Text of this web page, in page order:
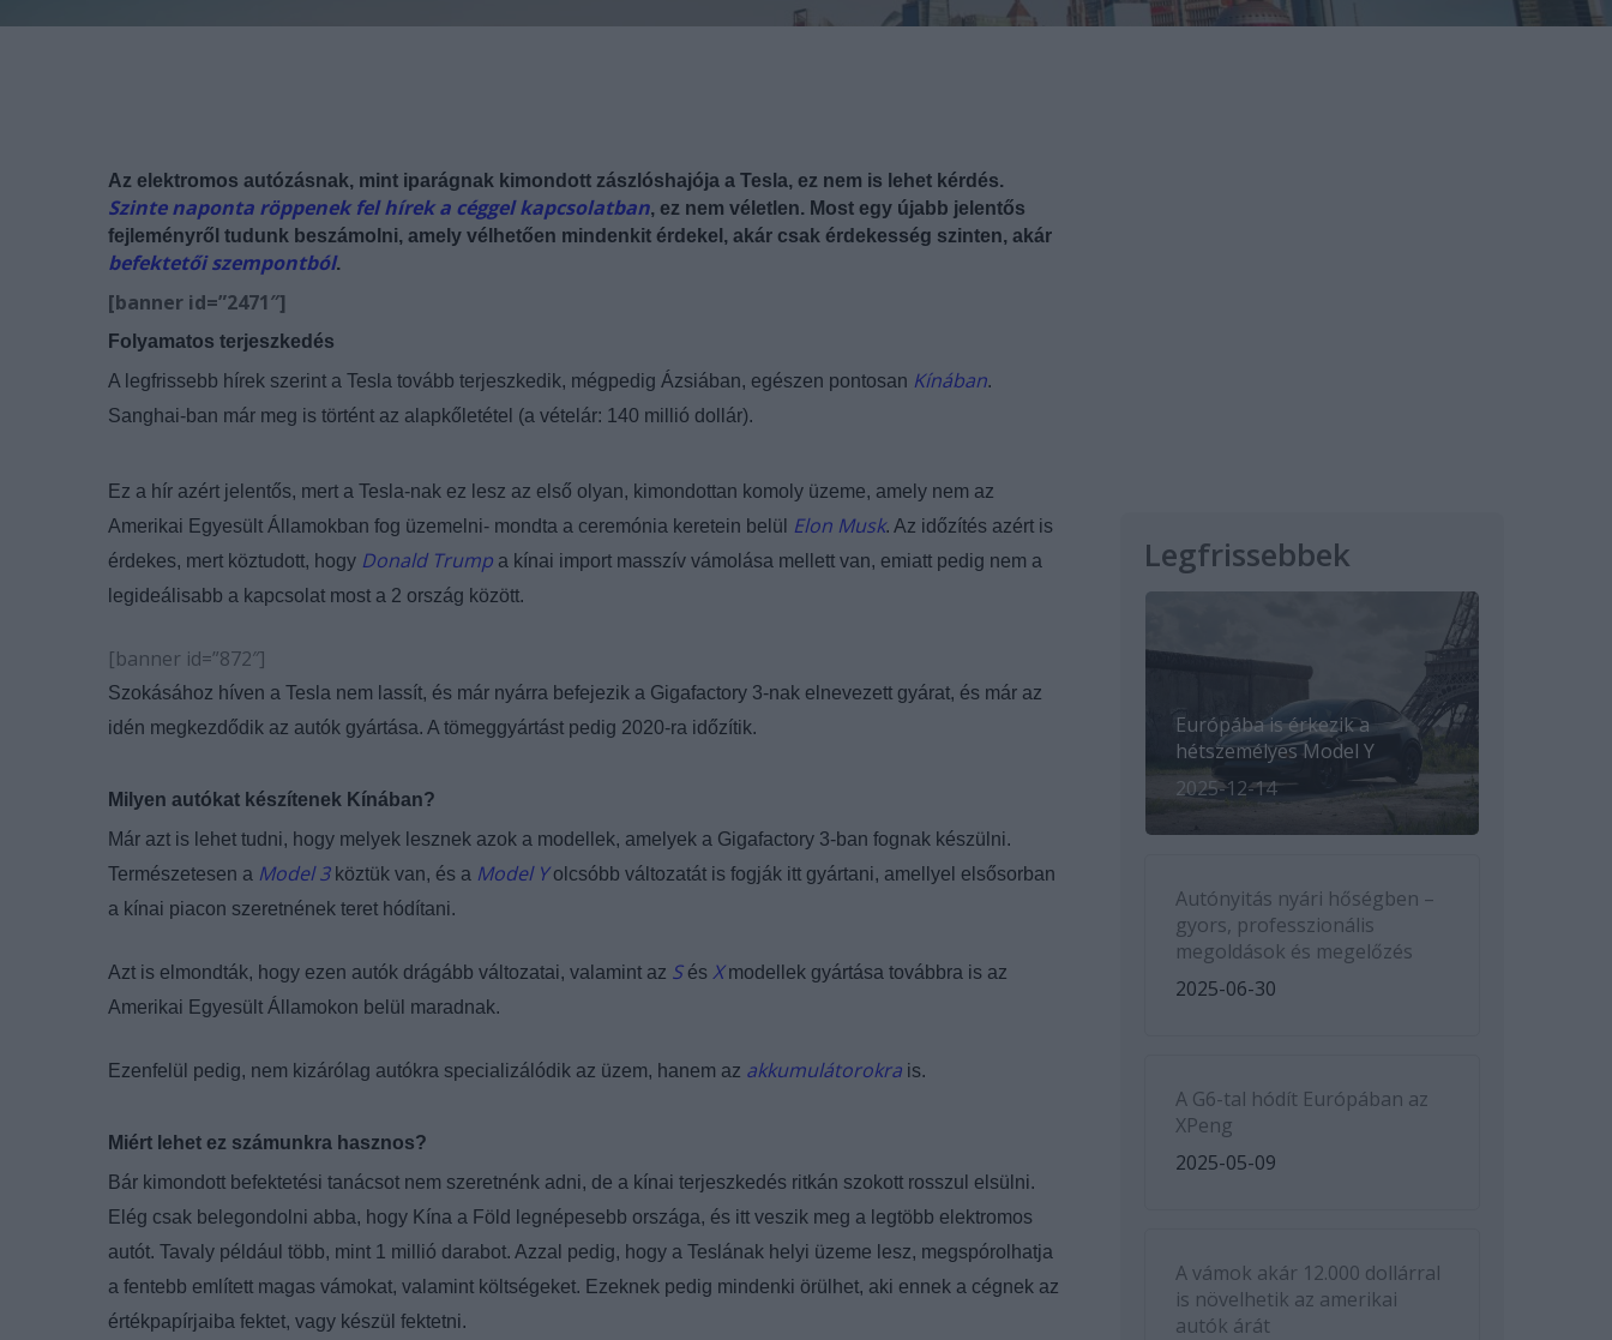
Az elektromos autózásnak, mint iparágnak kimondott zászlóshajója a Tesla, ez nem is lehet kérdés.
Szinte naponta röppenek fel hírek a céggel kapcsolatban, ez nem véletlen. Most egy újabb jelentős
fejleményről tudunk beszámolni, amely vélhetően mindenkit érdekel, akár csak érdekesség szinten, akár
befektetői szempontból.
[banner id=”2471″]
Folyamatos terjeszkedés
A legfrissebb hírek szerint a Tesla tovább terjeszkedik, mégpedig Ázsiában, egészen pontosan Kínában.
Sanghai-ban már meg is történt az alapkőletétel (a vételár: 140 millió dollár).
Ez a hír azért jelentős, mert a Tesla-nak ez lesz az első olyan, kimondottan komoly üzeme, amely nem az
Amerikai Egyesült Államokban fog üzemelni- mondta a ceremónia keretein belül
Elon Musk. Az időzítés azért is
érdekes, mert köztudott, hogy Donald Trump a kínai import masszív vámolása mellett van, emiatt pedig nem a
legideálisabb a kapcsolat most a 2 ország között.
[banner id=”872″]
Szokásához híven a Tesla nem lassít, és már nyárra befejezik a Gigafactory 3-nak elnevezett gyárat, és már az
idén megkezdődik az autók gyártása. A tömeggyártást pedig 2020-ra időzítik.
Milyen autókat készítenek Kínában?
Már azt is lehet tudni, hogy melyek lesznek azok a modellek, amelyek a Gigafactory 3-ban fognak készülni.
Természetesen a Model 3 köztük van, és a Model Yolcsóbb változatát is fogják itt gyártani, amellyel elsősorban
a kínai piacon szeretnének teret hódítani.
Azt is elmondták, hogy ezen autók drágább változatai, valamint az Sés Xmodellek gyártása továbbra is az
Amerikai Egyesült Államokon belül maradnak.
Ezenfelül pedig, nem kizárólag autókra specializálódik az üzem, hanem az akkumulátorokra is.
Miért lehet ez számunkra hasznos?
Bár kimondott befektetési tanácsot nem szeretnénk adni, de a kínai terjeszkedés ritkán szokott rosszul elsülni.
Elég csak belegondolni abba, hogy Kína a Föld legnépesebb országa, és itt veszik meg a legtöbb elektromos
autót. Tavaly például több, mint 1 millió darabot. Azzal pedig, hogy a Teslának helyi üzeme lesz, megspórolhatja
a fentebb említett magas vámokat, valamint költségeket. Ezeknek pedig mindenki örülhet, aki ennek a cégnek az
értékpapírjaiba fektet, vagy készül fektetni.
Legfrissebbek
Európába is érkezik a
hétszemélyes Model Y
2025-12-14
Autónyitás nyári hőségben –
gyors, professzionális
megoldások és megelőzés
2025-06-30
A G6-tal hódít Európában az
XPeng
2025-05-09
A vámok akár 12.000 dollárral
is növelhetik az amerikai
autók árát